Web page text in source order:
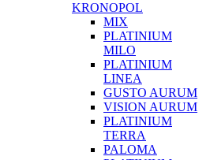
KRONOPOL
MIX
PLATINIUM
MILO
PLATINIUM
LINEA
GUSTO AURUM
VISION AURUM
PLATINIUM
TERRA
PALOMA